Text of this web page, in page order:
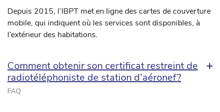
Depuis 2015, l’IBPT met en ligne des cartes de couverture
mobile, qui indiquent où les services sont disponibles, à
l’extérieur des habitations.
Comment obtenir son certificat restreint de
radiotéléphoniste de station d’aéronef?
FAQ